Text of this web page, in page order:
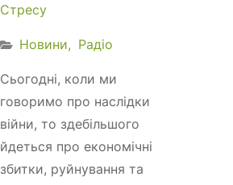
Стресу
Новини Радіо
Сьогодні, коли ми
говоримо про наслідки
війни, то здебільшого
йдеться про економічні
збитки, руйнування та